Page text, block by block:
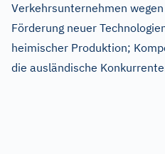
Verkehrsunternehmen
Förderung neuer
heimischer Produktion;
die ausländische